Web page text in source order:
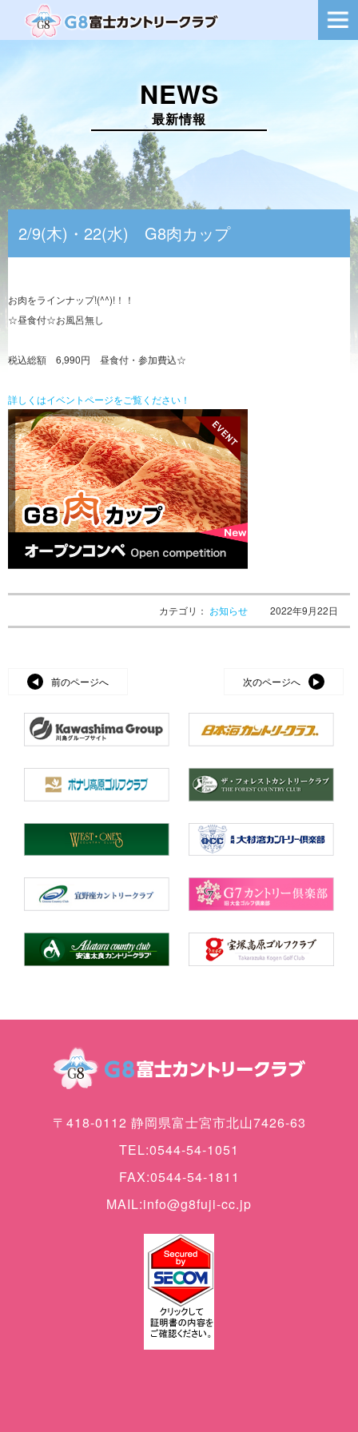
ー
シ
ョ
NEWS
最新情報
2/9(木)・22(水) G8肉カップ
お肉をラインナップ!(^^)!！！
☆昼食付☆お風呂無し
税込総額 6,990円 昼食付・参加費込☆
詳しくはイベントページをご覧ください！
カテゴリ： お知らせ 2022年9月22日
前のページへ 次のページへ
〒418-0112 静岡県富士宮市北山7426-63
TEL:0544-54-1051
FAX:0544-54-1811
MAIL:info@g8fuji-cc.jp